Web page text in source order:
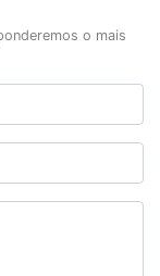
o mais